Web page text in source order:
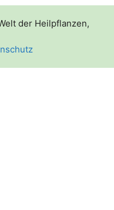
der Heilpflanzen,